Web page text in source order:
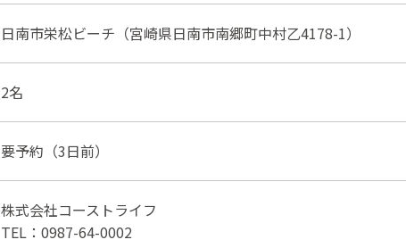
日南市栄松ビーチ（宮崎県日南市南郷町中村乙4178-1）
2名
要予約（3日前）
株式会社コーストライフ
TEL：0987-64-0002